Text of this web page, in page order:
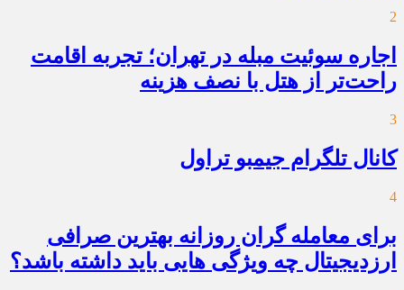
2
اجاره سوئیت مبله در تهران؛ تجربه اقامت
راحت‌تر از هتل با نصف هزینه
3
کانال تلگرام جیمبو تراول
4
برای معامله گران روزانه بهترین صرافی
ارزدیجیتال چه ویژگی هایی باید داشته باشد؟